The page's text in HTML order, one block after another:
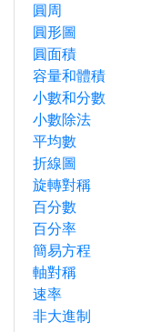
圓周
圓形圖
圓面積
容量和體積
小數和分數
小數除法
平均數
折線圖
旋轉對稱
百分數
百分率
簡易方程
軸對稱
速率
非大進制